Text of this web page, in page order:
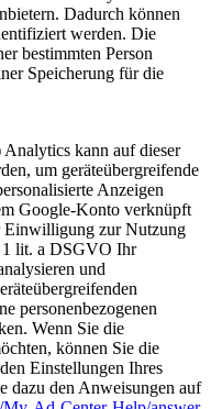
Dadurch können
werden. Die
bestimmten Person
Speicherung für die
kann auf dieser
um geräteübergreifende
Anzeigen
Google-Konto verknüpft
Einwilligung zur Nutzung
1 lit. a DSGVO Ihr
und
personenbezogenen
Wenn Sie die
können Sie die
Einstellungen Ihres
dazu den Anweisungen auf